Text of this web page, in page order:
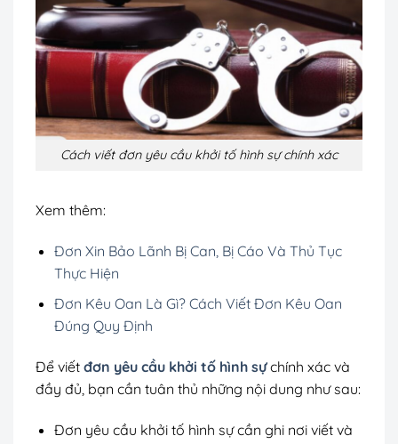
Cách viết đơn yêu cầu khởi tố hình sự chính xác
Xem thêm:
Đơn Xin Bảo Lãnh Bị Can, Bị Cáo Và Thủ Tục
Thực Hiện
Đơn Kêu Oan Là Gì? Cách Viết Đơn Kêu Oan
Đúng Quy Định
Để viết đơn yêu cầu khởi tố hình sựchính xác và
đầy đủ, bạn cần tuân thủ những nội dung như sau:
Đơn yêu cầu khởi tố hình sự cần ghi nơi viết và